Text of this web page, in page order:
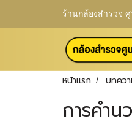
ร้านกล้องสำรวจ
หน้าแรก บทคว
การคำ